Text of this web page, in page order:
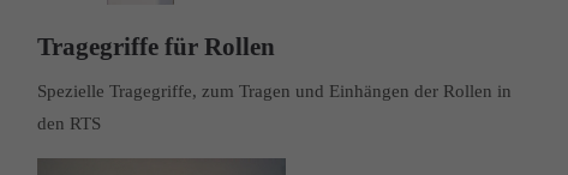
Tragegriffe für Rollen
Spezielle Tragegriffe, zum Tragen und Einhängen der Rollen in
den RTS